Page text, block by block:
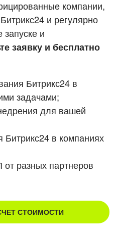
ВХОД
ВХОД
компании,
и регулярно
и
заявку и бесплатно
Битрикс24 в
задачами;
для вашей
в компаниях
разных партнеров
СТОИМОСТИ